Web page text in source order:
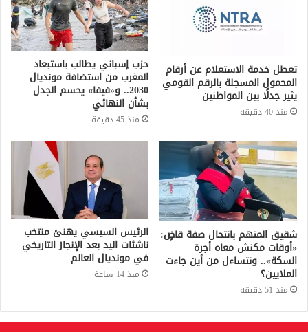
تعطل خدمة الاستعلام عن أرقام
المحمول المسجلة بالرقم القومي
يثير جدلًا بين المواطنين
منذ 40 دقيقة
حزب إسباني يطالب باستبعاد
المغرب من استضافة مونديال
2030.. و«فيفا» يحسم الجدل
بشأن النهائي
منذ 45 دقيقة
شقيق المتهم بانتحال صفة قاضٍ:
«أوقات مكنش معاه أجرة
السكة».. ونتساءل من أين جاءت
الملايين؟
منذ 51 دقيقة
الرئيس السيسي يهنئ منتخب
ناشئات اليد بعد الإنجاز التاريخي
في مونديال العالم
منذ 14 ساعة